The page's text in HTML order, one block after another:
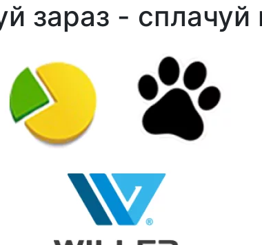
зараз - сплачуй